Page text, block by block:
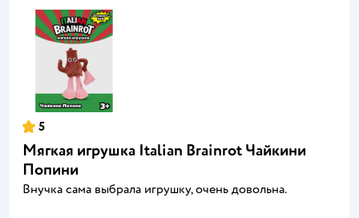
5
Мягкая игрушка Italian Brainrot Чайкини
Попини
Внучка сама выбрала игрушку, очень довольна.